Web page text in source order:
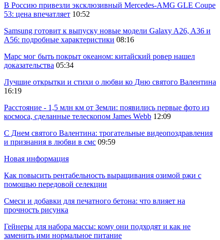
В Россию привезли эксклюзивный Mercedes-AMG GLE Coupe
53: цена впечатляет 10:52
Samsung готовит к выпуску новые модели Galaxy A26, A36 и
A56: подробные характеристики 08:16
Марс мог быть покрыт океаном: китайский ровер нашел
доказательства 05:34
Лучшие открытки и стихи о любви ко Дню святого Валентина
16:19
Расстояние - 1,5 млн км от Земли: появились первые фото из
космоса, сделанные телескопом James Webb 12:09
С Днем святого Валентина: трогательные видеопоздравления
и признания в любви в смс 09:59
Новая информация
Как повысить рентабельность выращивания озимой ржи с
помощью передовой селекции
Смеси и добавки для печатного бетона: что влияет на
прочность рисунка
Гейнеры для набора массы: кому они подходят и как не
заменить ими нормальное питание